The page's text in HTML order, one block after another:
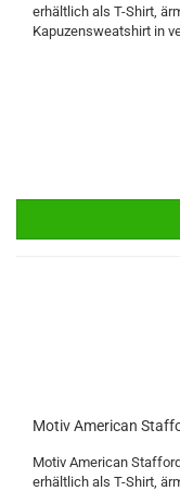
erhältlich als T-Shirt,
Kapuzensweatshirt in
Motiv American
Motiv American
erhältlich als T-Shirt,